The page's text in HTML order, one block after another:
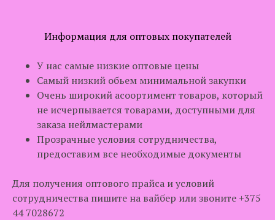
Информация для оптовых покупателей
У нас самые низкие оптовые цены
Самый низкий обьем минимальной закупки
Очень широкий асоортимент товаров, который
не исчерпывается товарами, доступными для
заказа нейлмастерами
Прозрачные условия сотрудничества,
предоставим все необходимые документы
Для получения оптового прайса и условий
сотрудничества пишите на вайбер или звоните +375
44 7028672